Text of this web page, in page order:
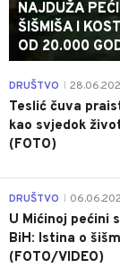
NAJDUŽA
ŠIŠMIŠA I
OD 20.000
DRUŠTVO
Teslić čuva
kao svjedok
(FOTO)
DRUŠTVO
U Mićinoj pećini
BiH: Istina o
(FOTO/VIDEO)